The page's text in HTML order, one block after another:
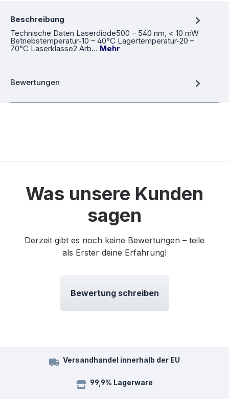
Beschreibung
Technische Daten Laserdiode500 – 540 nm, < 10 mW
Betriebstemperatur-10 – 40°C Lagertemperatur-20 –
70°C Laserklasse2 Arb… Mehr
Bewertungen
Was unsere Kunden
sagen
Derzeit gibt es noch keine Bewertungen – teile
als Erster deine Erfahrung!
Bewertung schreiben
Versandhandel innerhalb der EU
99,9% Lagerware